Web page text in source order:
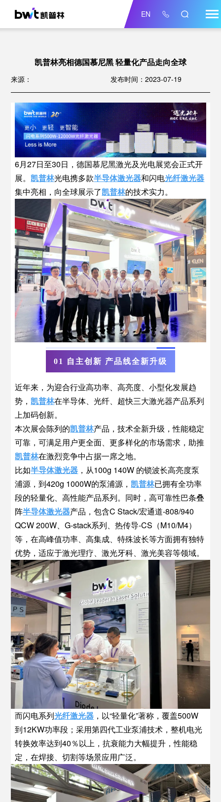
EN
凯普林亮相德国慕尼黑 轻量化产品走向全球
来源： 发布时间：2023-07-19
6月27日至30日，德国慕尼黑激光及光电展览会正式开
展。 凯普林光电携多款半导体激光器和闪电光纤激光器
集中亮相，向全球展示了凯普林的技术实力。
01 自主创新 产品线全新升级
近年来，为迎合行业高功率、高亮度、小型化发展趋
势， 凯普林在半导体、光纤、超快三大激光器产品系列
上加码创新。
本次展会陈列的凯普林产品，技术全新升级，性能稳定
可靠，可满足用户更全面、更多样化的市场需求，助推
凯普林在激烈竞争中占据一席之地。
比如半导体激光器 ，从100g 140W 的锁波长高亮度泵
浦源，到420g 1000W的泵浦源， 凯普林已拥有全功率
段的轻量化、高性能产品系列。同时，高可靠性巴条叠
阵半导体激光器产品，包含C Stack/宏通道-808/940
QCW 200W、G-stack系列、热传导-CS（M10/M4）
等，在高峰值功率、高集成、特殊波长等方面拥有独特
优势，适应于激光理疗、激光牙科、激光美容等领域。
而闪电系列光纤激光器 ，以“轻量化”著称，覆盖500W
到12KW功率段；采用第四代工业泵浦技术，整机电光
转换效率达到40％以上，抗衰能力大幅提升，性能稳
定，在焊接、切割等场景应用广泛。